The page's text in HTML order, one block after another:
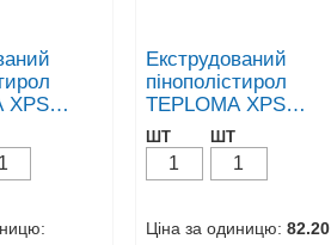
XPS
СОРТ
Екструдований
пінополістирол
TEPLOMA XPS
40мм - 2-й СОРТ
ШТ ШТ
Ціна за одиницю: 82.20